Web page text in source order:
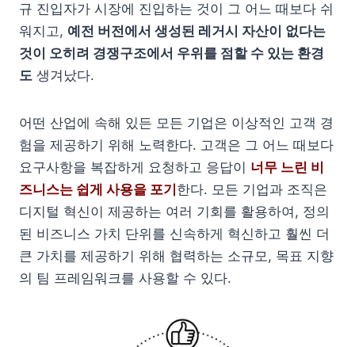
규 진입자가 시장에 진입하는 것이 그 어느 때보다 쉬
워지고, 예전 버전에서 생성된 레거시 자산이 없다는
것이 오히려 경쟁구조에서 우위를 점할 수 있는 환경
도 생겨났다.
어떤 산업에 속해 있든 모든 기업은 이상적인 고객 경
험을 제공하기 위해 노력한다. 고객은 그 어느 때보다
요구사항을 복잡하게 요청하고 응답이 너무 느린 비
즈니스는 쉽게 사용을 포기 한다. 모든 기업과 조직은
디지털 혁신이 제공하는 여러 기회를 활용하여, 정의
된 비즈니스 가치 단위를 신속하게 혁신하고 훨씬 더
큰 가치를 제공하기 위해 협력하는 소규모, 목표 지향
의 팀 프레임워크를 사용할 수 있다.